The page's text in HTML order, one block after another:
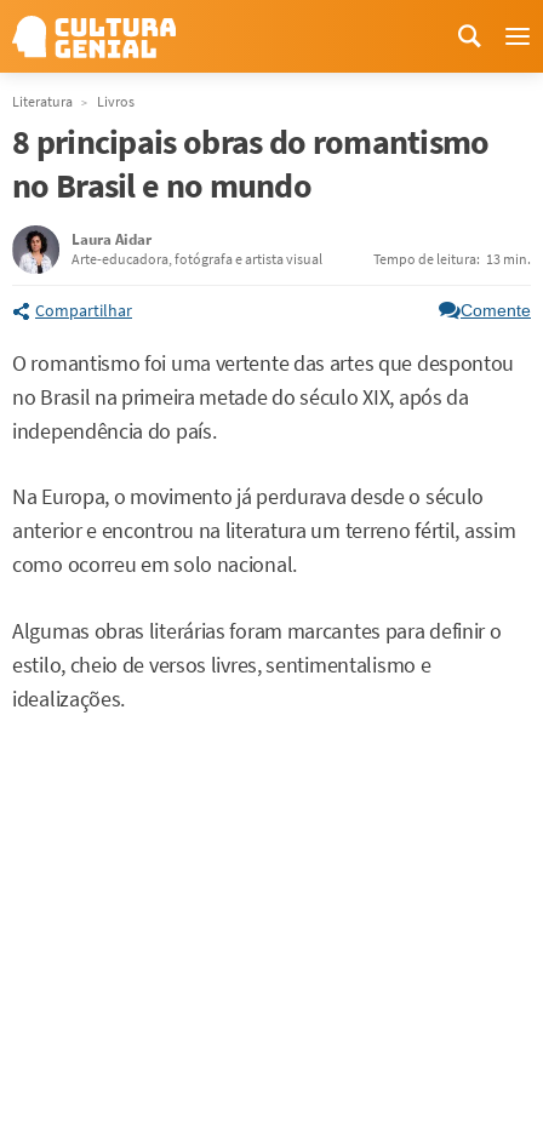
Literatura Livros
8 principais obras do romantismo
no Brasil e no mundo
Laura Aidar
Arte-educadora, fotógrafa e artista visual Tempo de leitura: 13 min.
Compartilhar Comente
O romantismo foi uma vertente das artes que despontou
no Brasil na primeira metade do século XIX, após da
independência do país.
Na Europa, o movimento já perdurava desde o século
anterior e encontrou na literatura um terreno fértil, assim
como ocorreu em solo nacional.
Algumas obras literárias foram marcantes para definir o
estilo, cheio de versos livres, sentimentalismo e
idealizações.